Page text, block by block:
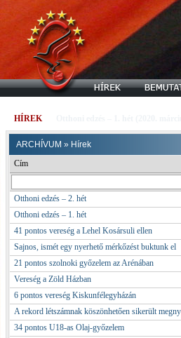
HÍREK
ARCHÍVUM » Hírek
Cím
Otthoni edzés – 2. hét
Otthoni edzés – 1. hét
41 pontos vereség a Lehel Kosársuli ellen
Sajnos, ismét egy nyerhető mérkőzést buktunk el
21 pontos szolnoki győzelem az Arénában
Vereség a Zöld Házban
6 pontos vereség Kiskunfélegyházán
A rekord létszámnak köszönhetően sikerült
34 pontos U18-as Olaj-győzelem